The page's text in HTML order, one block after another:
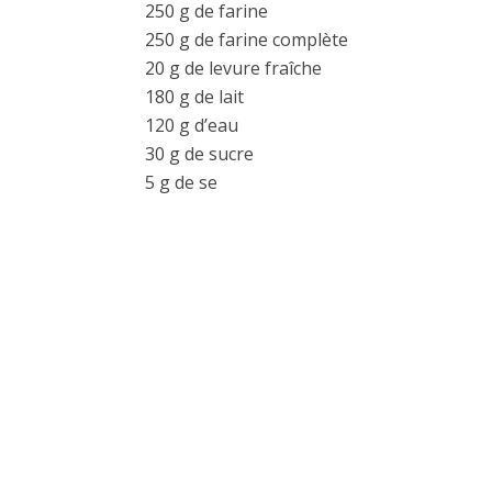
250 g de farine
250 g de farine complète
20 g de levure fraîche
180 g de lait
120 g d’eau
30 g de sucre
5 g de se